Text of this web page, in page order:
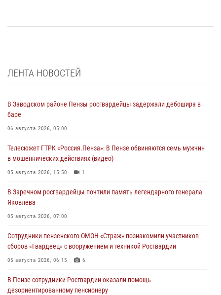
ЛЕНТА НОВОСТЕЙ
В Заводском районе Пензы росгвардейцы задержали дебошира в
баре
06 августа 2026, 05:00
Телесюжет ГТРК «Россия.Пенза»: В Пензе обвиняются семь мужчин
в мошеннических действиях (видео)
05 августа 2026, 15:50 1
В Заречном росгвардейцы почтили память легендарного генерала
Яковлева
05 августа 2026, 07:00
Сотрудники пензенского ОМОН «Страж» познакомили участников
сборов «Гвардеец» с вооружением и техникой Росгвардии
05 августа 2026, 06:15 6
В Пензе сотрудники Росгвардии оказали помощь
дезориентированному пенсионеру